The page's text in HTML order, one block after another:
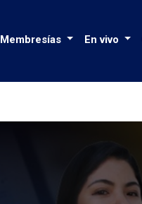
Membresías En vivo